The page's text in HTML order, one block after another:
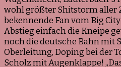
wohl größter Shitstorm aller
bekennende Fan vom Big
Abstieg einfach die Kneipe
noch die deutsche Bahn mit
Oberleitung, Doping bei der
Scholz mit Augenklappe!